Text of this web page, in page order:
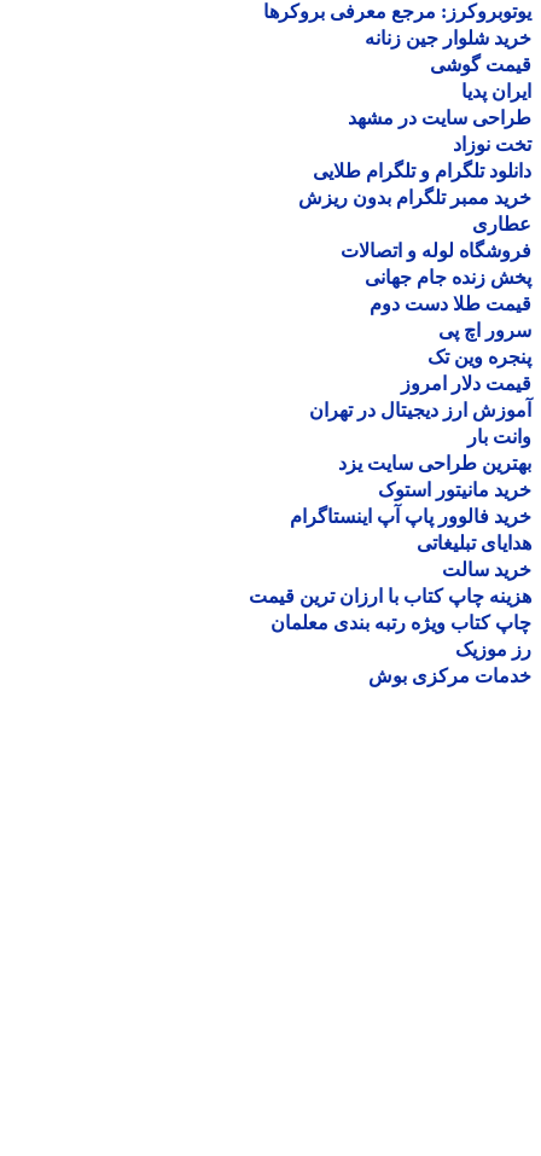
مرجع معرفی بروکرها
شلوار جین زنانه
گوشی
پدیا
سایت در مشهد
نوزاد
تلگرام و تلگرام طلایی
ممبر تلگرام بدون ریزش
لوله و اتصالات
زنده جام جهانی
طلا دست دوم
اچ پی
وین تک
دلار امروز
ارز دیجیتال در تهران
بار
طراحی سایت یزد
مانیتور استوک
فالوور پاپ آپ اینستاگرام
تبلیغاتی
سالت
چاپ کتاب با ارزان ترین قیمت
کتاب ویژه رتبه بندی معلمان
موزیک
مرکزی بوش